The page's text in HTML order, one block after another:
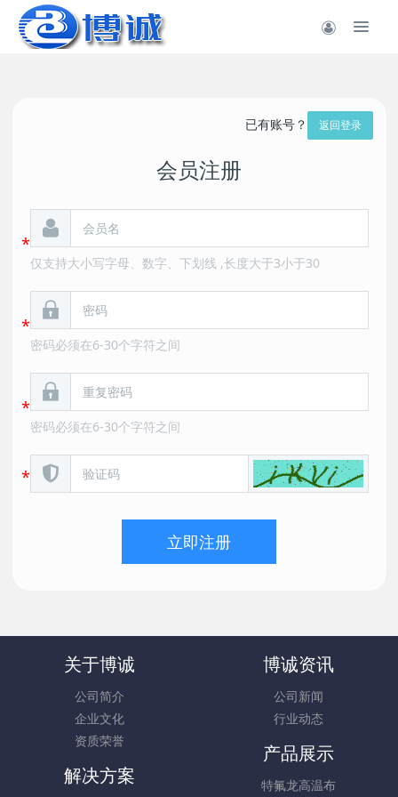
已有账号？ 返回登录
会员注册
仅支持大小写字母、数字、下划线 ,长度大于3小于30
密码必须在6-30个字符之间
密码必须在6-30个字符之间
立即注册
关于博诚
公司简介
企业文化
资质荣誉
博诚资讯
公司新闻
行业动态
产品展示
特氟龙高温布
解决方案